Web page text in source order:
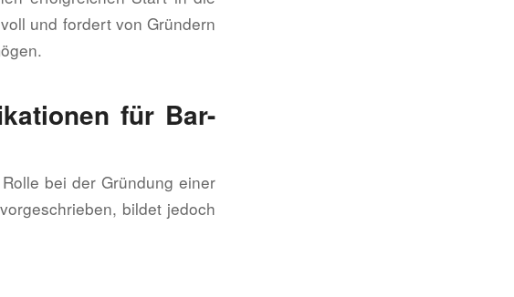
und fordert von Gründern
für Bar-
bei der Gründung einer
bildet jedoch